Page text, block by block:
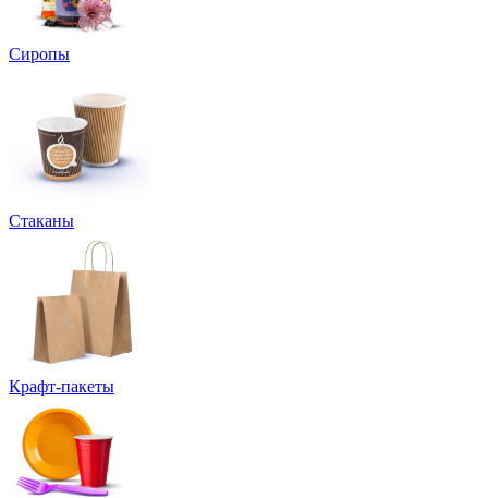
Сиропы
Стаканы
Крафт-пакеты